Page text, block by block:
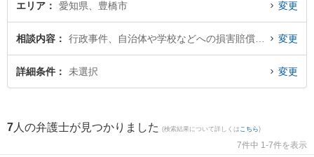
います。『豊橋市で土日や夜間に発生した自治体や学校などへの損害賠償・慰
謝料請求のトラブルを今すぐに弁護士に相談したい』『自治体や学校などへの
損害賠償・慰謝料請求のトラブル解決の実績豊富な近くの弁護士を検索した
エリア 愛知県、豊橋市 変更
相談内容 変更
詳細条件 未選択 変更
7 人の弁護士が見つかりました (検索結果について詳しくは こちら)
7件中 1-7件を表示